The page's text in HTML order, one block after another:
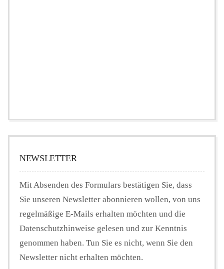
NEWSLETTER
Mit Absenden des Formulars bestätigen Sie, dass
Sie unseren Newsletter abonnieren wollen, von uns
regelmäßige E-Mails erhalten möchten und die
Datenschutzhinweise gelesen und zur Kenntnis
genommen haben. Tun Sie es nicht, wenn Sie den
Newsletter nicht erhalten möchten.